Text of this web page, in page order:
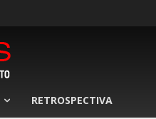
RETROSPECTIVA